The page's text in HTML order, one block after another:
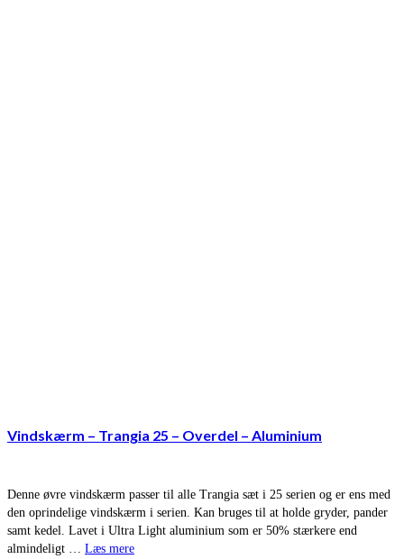
Vindskærm – Trangia 25 – Overdel – Aluminium
Denne øvre vindskærm passer til alle Trangia sæt i 25 serien og er ens med
den oprindelige vindskærm i serien. Kan bruges til at holde gryder, pander
samt kedel. Lavet i Ultra Light aluminium som er 50% stærkere end
almindeligt … Læs mere